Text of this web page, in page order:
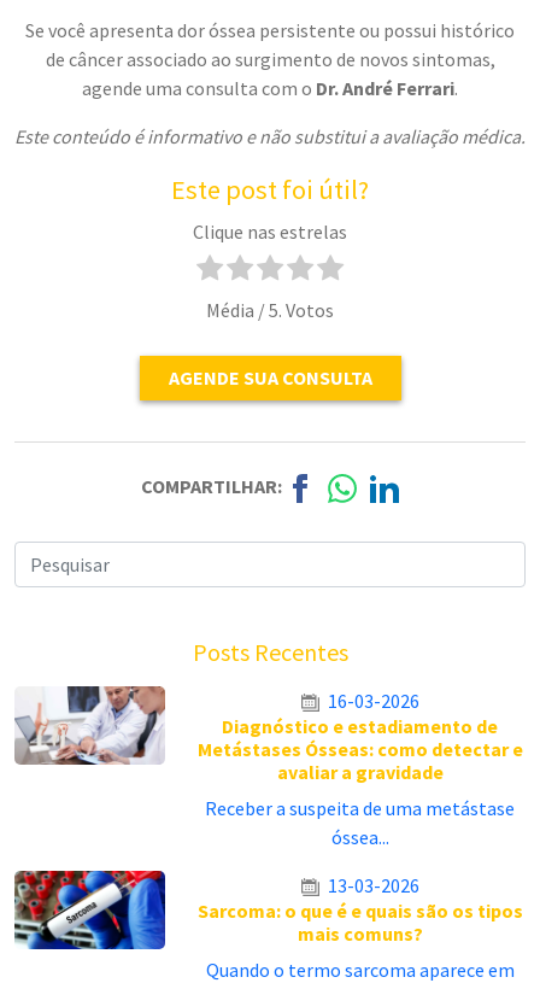
Se você apresenta dor óssea persistente ou possui histórico
de câncer associado ao surgimento de novos sintomas,
agende uma consulta com o Dr. André Ferrari.
Este conteúdo é informativo e não substitui a avaliação médica.
Este post foi útil?
Clique nas estrelas
Média / 5. Votos
AGENDE SUA CONSULTA
COMPARTILHAR:
Posts Recentes
16-03-2026
Diagnóstico e estadiamento de
Metástases Ósseas: como detectar e
avaliar a gravidade
Receber a suspeita de uma metástase
óssea...
13-03-2026
Sarcoma: o que é e quais são os tipos
mais comuns?
Quando o termo sarcoma aparece em